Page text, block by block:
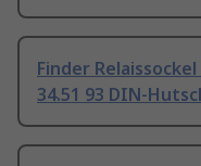
Finder
34.51 93 DIN-